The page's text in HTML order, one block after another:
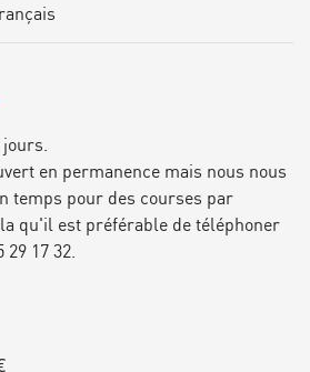
en permanence mais nous nous
temps pour des courses par
qu'il est préférable de téléphoner
17 32.